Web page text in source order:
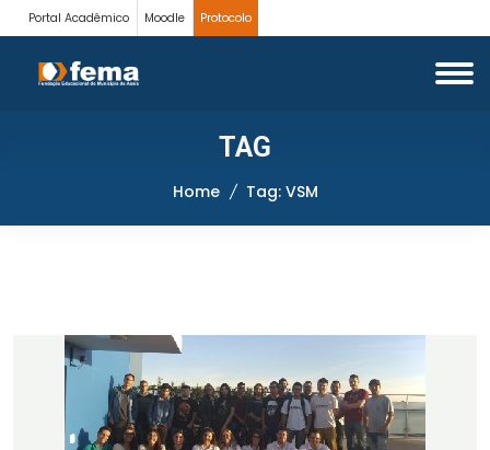
Portal Acadêmico Moodle Protocolo
TAG
Home Tag: VSM